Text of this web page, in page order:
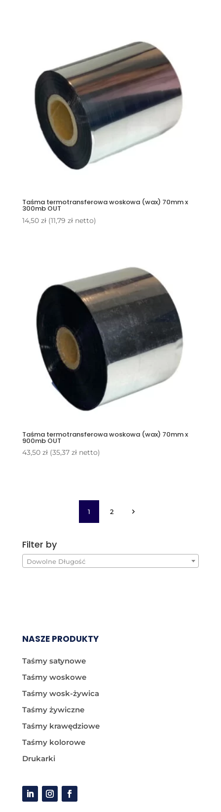
Taśma termotransferowa woskowa (wax) 70mm x
300mb OUT
14,50 zł (11,79 złnetto)
Taśma termotransferowa woskowa (wax) 70mm x
900mb OUT
43,50 zł (35,37 złnetto)
1 2
Filter by
Dowolne Długość
NASZE PRODUKTY
Taśmy satynowe
Taśmy woskowe
Taśmy wosk-żywica
Taśmy żywiczne
Taśmy krawędziowe
Taśmy kolorowe
Drukarki